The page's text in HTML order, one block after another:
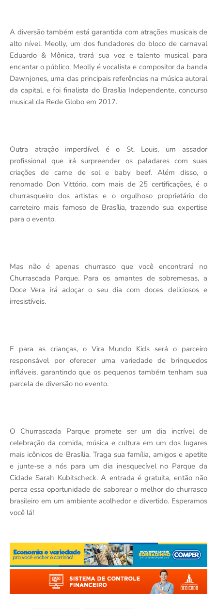
A diversão também está garantida com atrações musicais de
alto nível. Meolly, um dos fundadores do bloco de carnaval
Eduardo & Mônica, trará sua voz e talento musical para
encantar o público. Meolly é vocalista e compositor da banda
Dawnjones, uma das principais referências na música autoral
da capital, e foi finalista do Brasília Independente, concurso
musical da Rede Globo em 2017.
Outra atração imperdível é o St. Louis, um assador
profissional que irá surpreender os paladares com suas
criações de carne de sol e baby beef. Além disso, o
renomado Don Vittório, com mais de 25 certificações, é o
churrasqueiro dos artistas e o orgulhoso proprietário do
carreteiro mais famoso de Brasília, trazendo sua expertise
para o evento.
Mas não é apenas churrasco que você encontrará no
Churrascada Parque. Para os amantes de sobremesas, a
Doce Vera irá adoçar o seu dia com doces deliciosos e
irresistíveis.
E para as crianças, o Vira Mundo Kids será o parceiro
responsável por oferecer uma variedade de brinquedos
infláveis, garantindo que os pequenos também tenham sua
parcela de diversão no evento.
O Churrascada Parque promete ser um dia incrível de
celebração da comida, música e cultura em um dos lugares
mais icônicos de Brasília. Traga sua família, amigos e apetite
e junte-se a nós para um dia inesquecível no Parque da
Cidade Sarah Kubitscheck. A entrada é gratuita, então não
perca essa oportunidade de saborear o melhor do churrasco
brasileiro em um ambiente acolhedor e divertido. Esperamos
você lá!